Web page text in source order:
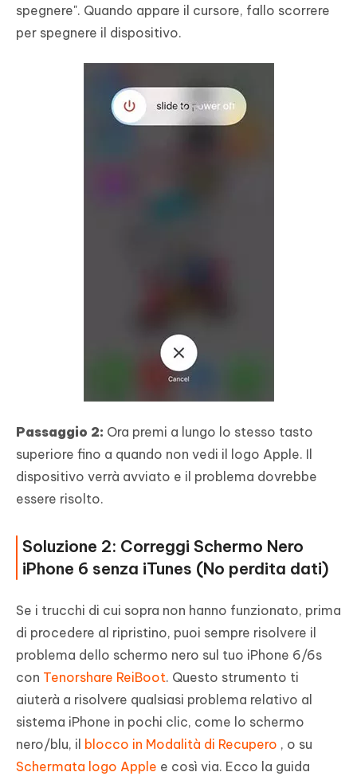
spegnere". Quando appare il cursore, fallo scorrere
per spegnere il dispositivo.
Passaggio 2: Ora premi a lungo lo stesso tasto
superiore fino a quando non vedi il logo Apple. Il
dispositivo verrà avviato e il problema dovrebbe
essere risolto.
Soluzione 2: Correggi Schermo Nero
iPhone 6 senza iTunes (No perdita dati)
Se i trucchi di cui sopra non hanno funzionato, prima
di procedere al ripristino, puoi sempre risolvere il
problema dello schermo nero sul tuo iPhone 6/6s
con Tenorshare ReiBoot. Questo strumento ti
aiuterà a risolvere qualsiasi problema relativo al
sistema iPhone in pochi clic, come lo schermo
nero/blu, il blocco in Modalità di Recupero , o su
Schermata logo Apple e così via. Ecco la guida